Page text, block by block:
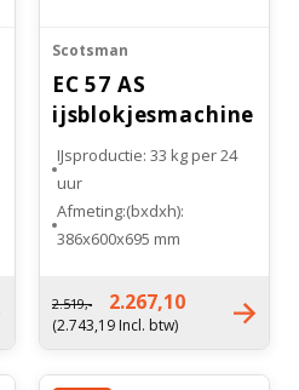
Scotsman
EC 57 AS
ijsblokjesmachine
Gourmet
IJsproductie: 33 kg per 24
uur
Afmeting:(bxdxh):
386x600x695 mm
Soort koeling:
Luchtgekoeld
Gewicht: 38 kg
2.519,- 2.267,10
(2.743,19 Incl. btw)